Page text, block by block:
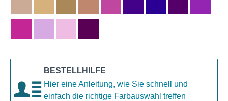
BESTELLHILFE
Hier eine Anleitung, wie Sie schnell und
einfach die richtige Farbauswahl treffen